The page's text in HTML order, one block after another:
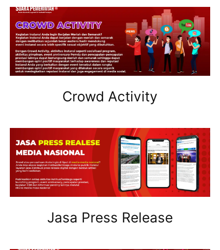
Crowd Activity
Jasa Press Release